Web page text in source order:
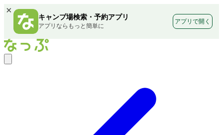
×
キャンプ場検索・予約アプリ
アプリならもっと簡単に
アプリで開く